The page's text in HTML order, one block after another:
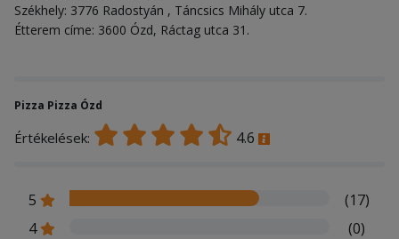
Székhely: 3776 Radostyán , Táncsics Mihály utca 7.
Étterem címe: 3600 Ózd, Ráctag utca 31.
Pizza Pizza Ózd
Értékelések: 4.6
5
(17)
4
(0)